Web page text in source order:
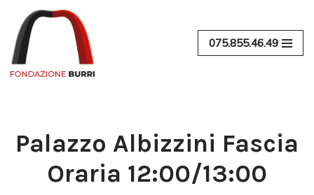
Vai
al
contenuto
075.855.46.49
Palazzo Albizzini Fascia
Oraria 12:00/13:00